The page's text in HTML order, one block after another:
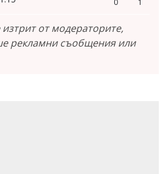
от модераторите,
рекламни съобщения или